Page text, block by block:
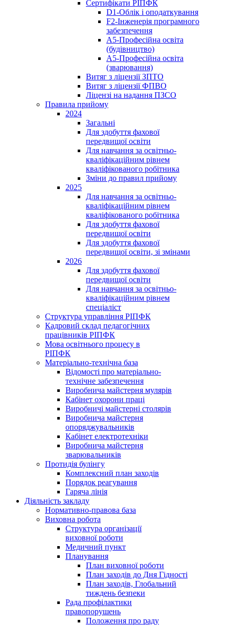
Сертифікати РІПФК
D1-Oблік і оподаткування
F2-Інженерія програмного
забезпечення
A5-Професійна освіта
(будівництво)
A5-Професійна освіта
(зварювання)
Витяг з ліцензії ЗПТО
Витяг з ліцензії ФПВО
Ліцензі на надання ПЗСО
Правила прийому
2024
Загальні
Для здобуття фахової
передвищої освіти
Для навчання за освітньо-
кваліфікаційним рівнем
кваліфікованого робітника
Зміни до правил прийому
2025
Для навчання за освітньо-
кваліфікаційним рівнем
кваліфікованого робітника
Для здобуття фахової
передвищої освіти
Для здобуття фахової
передвищої освіти, зі змінами
2026
Для здобуття фахової
передвищої освіти
Для навчання за освітньо-
кваліфікаційним рівнем
спеціаліст
Структура управління РІПФК
Кадровий склад педагогічних
працівників РІПФК
Мова освітнього процесу в
РІПФК
Матеріально-технічна база
Відомості про матеріально-
технічне забезпечення
Виробнича майстерня мулярів
Кабінет охорони праці
Виробничі майстерні столярів
Виробнича майстерня
опоряджувальників
Кабінет електротехніки
Виробнича майстерня
зварювальників
Протидія булінгу
Комплексний план заходів
Порядок реагування
Гаряча лінія
Діяльність закладу
Нормативно-правова база
Виховна робота
Структура організації
виховної роботи
Медичний пункт
Планування
План виховної роботи
План заходів до Дня Гідності
План заходів, Глобальний
тиждень безпеки
Рада профілактики
правопорушень
Положення про раду